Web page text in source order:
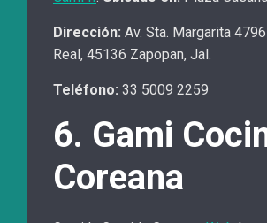
Dirección: Av. Sta. Margarita
Real, 45136 Zapopan, Jal.
Teléfono: 33 5009 2259
6. Gami
Coreana